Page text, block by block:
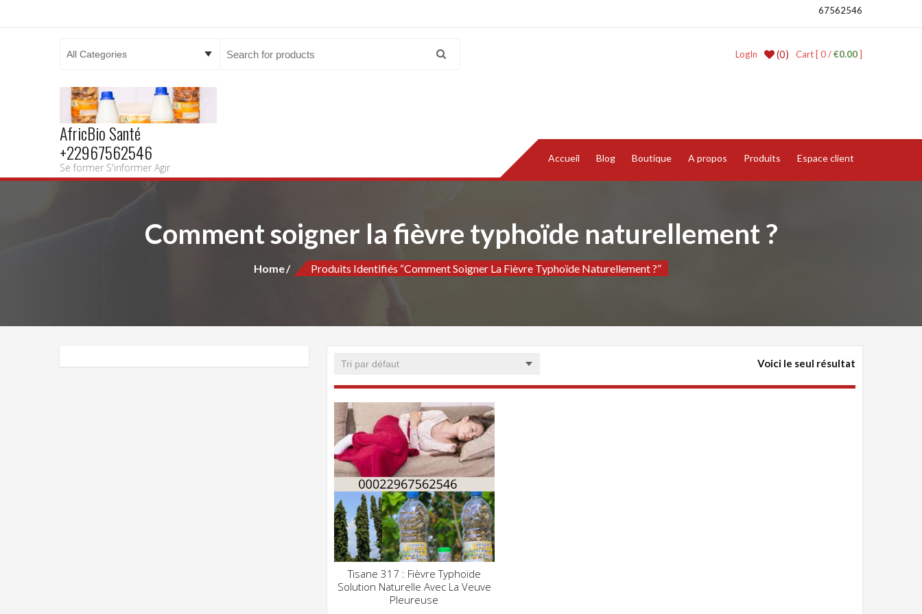
67562546
Cart [ 0 /€0.00]
(0)
LogIn
AfricBio Santé
+22967562546
Se former S'informer Agir
Accueil Blog Boutique A propos Produits Espace client
Comment soigner la fièvre typhoïde naturellement ?
Home Produits Identifiés “Comment Soigner La Fièvre Typhoïde Naturellement ?”
Voici le seul résultat
CLIQUEZ POUR VOIR
ADD WISHLIST
Tisane 317 : Fièvre Typhoïde
Solution Naturelle Avec La Veuve
Pleureuse